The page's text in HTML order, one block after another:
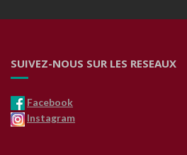
SUIVEZ-NOUS SUR LES RESEAUX
Facebook
Instagram